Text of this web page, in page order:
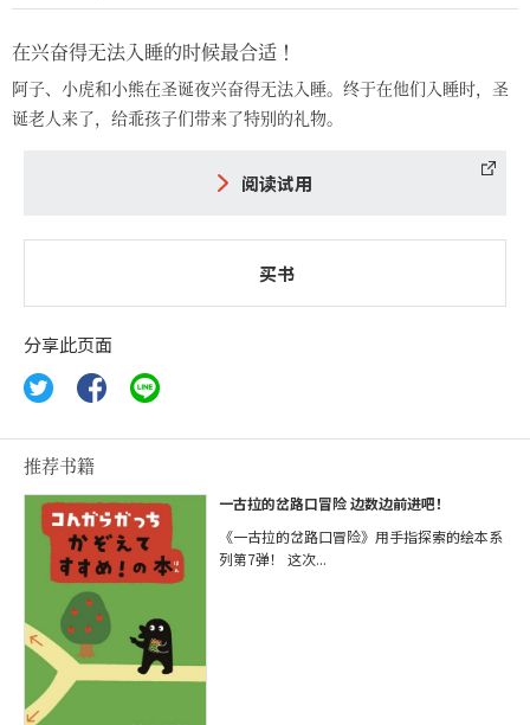
在兴奋得无法入睡的时候最合适！
阿子、小虎和小熊在圣诞夜兴奋得无法入睡。终于在他们入睡时，圣
诞老人来了，给乖孩子们带来了特别的礼物。
阅读试用
买书
分享此页面
推荐书籍
一古拉的岔路口冒险 边数边前进吧！
《一古拉的岔路口冒险》用手指探索的绘本系
列第7弹！ 这次...